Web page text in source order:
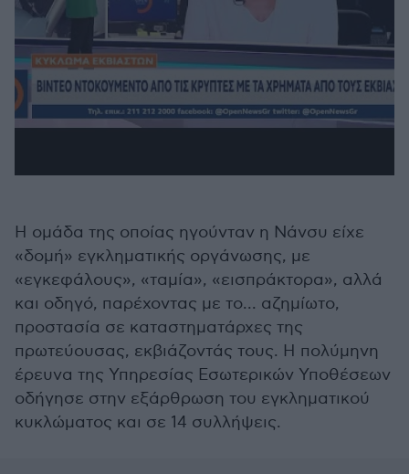
Η ομάδα της οποίας ηγούνταν η Νάνσυ είχε
«δομή» εγκληματικής οργάνωσης, με
«εγκεφάλους», «ταμία», «εισπράκτορα», αλλά
και οδηγό, παρέχοντας με το... αζημίωτο,
προστασία σε καταστηματάρχες της
πρωτεύουσας, εκβιάζοντάς τους. Η πολύμηνη
έρευνα της Υπηρεσίας Εσωτερικών Υποθέσεων
οδήγησε στην εξάρθρωση του εγκληματικού
κυκλώματος και σε 14 συλλήψεις.